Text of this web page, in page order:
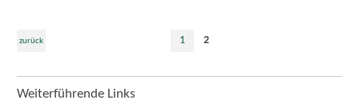
zurück 1 2
Weiterführende Links